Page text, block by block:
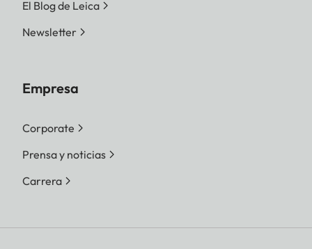
El Blog de Leica
Newsletter
Empresa
Corporate
Prensa y noticias
Carrera